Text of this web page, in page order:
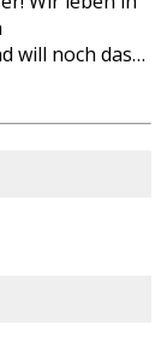
will noch das…